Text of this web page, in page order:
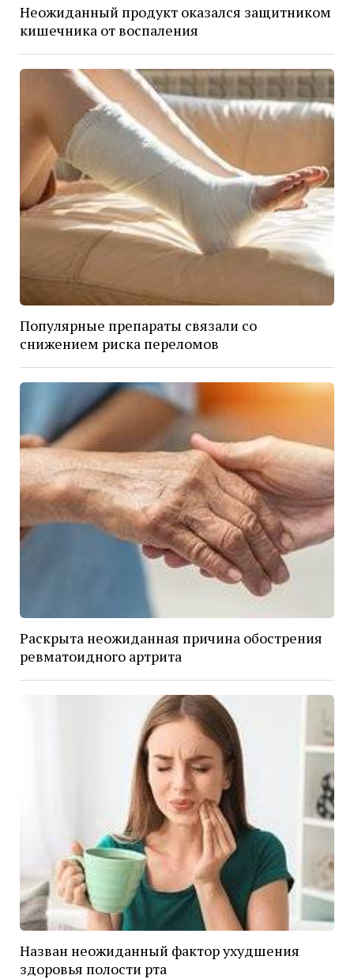
Неожиданный продукт оказался защитником
кишечника от воспаления
Популярные препараты связали со
снижением риска переломов
Раскрыта неожиданная причина обострения
ревматоидного артрита
Назван неожиданный фактор ухудшения
здоровья полости рта